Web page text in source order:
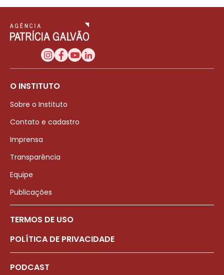
O INSTITUTO
Sobre o Instituto
Contato e cadastro
Imprensa
Transparência
Equipe
Publicações
TERMOS DE USO
POLÍTICA DE PRIVACIDADE
PODCAST